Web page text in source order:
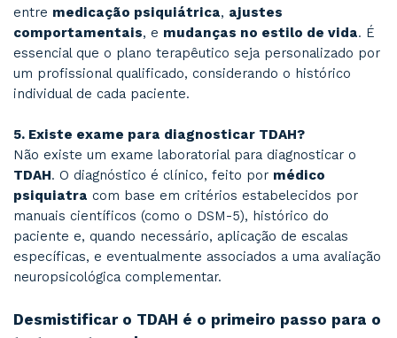
curtos com intervalos regulares.
Essas estratégias são adaptadas conforme o
rotina de cada paciente nas sessões com o Dr.
Cenários comuns que ilustram o impacto
tratamento personalizado
Paciente 1 – 34 anos, empresária
“Achei por anos que meu problema era
comecei a entender o que era TDAH, tudo fez
Hoje, com a medicação certa e uma rotina
Paciente 2 – 28 anos, profissional de TI